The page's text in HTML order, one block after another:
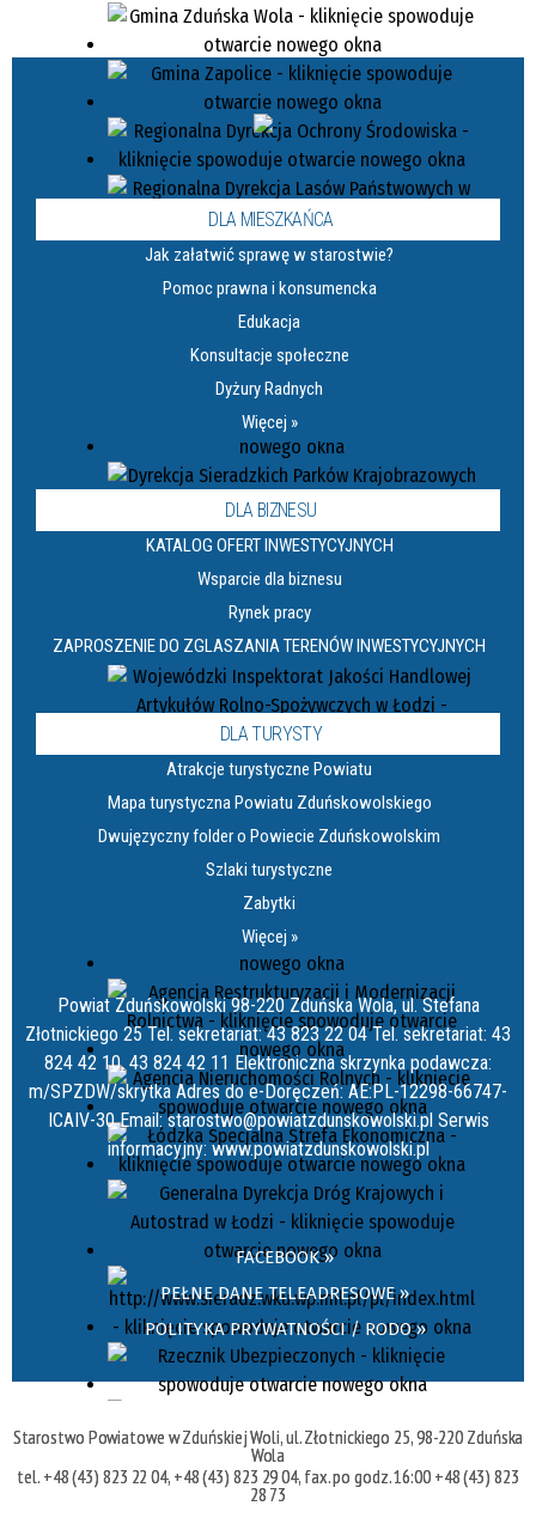
DLA MIESZKAŃCA
Jak załatwić sprawę w starostwie?
Pomoc prawna i konsumencka
Edukacja
Konsultacje społeczne
Dyżury Radnych
Więcej »
DLA BIZNESU
KATALOG OFERT INWESTYCYJNYCH
Wsparcie dla biznesu
Rynek pracy
ZAPROSZENIE DO ZGLASZANIA TERENÓW INWESTYCYJNYCH
DLA TURYSTY
Atrakcje turystyczne Powiatu
Mapa turystyczna Powiatu Zduńskowolskiego
Dwujęzyczny folder o Powiecie Zduńskowolskim
Szlaki turystyczne
Zabytki
Więcej »
Powiat Zduńskowolski 98-220 Zduńska Wola, ul. Stefana
Złotnickiego 25 Tel. sekretariat: 43 823 22 04 Tel. sekretariat: 43
824 42 10, 43 824 42 11 Elektroniczna skrzynka podawcza:
m/SPZDW/skrytka Adres do e-Doręczeń: AE:PL-12298-66747-
ICAIV-30 Email: starostwo@powiatzdunskowolski.pl Serwis
informacyjny: www.powiatzdunskowolski.pl
FACEBOOK »
PEŁNE DANE TELEADRESOWE »
POLITYKA PRYWATNOŚCI / RODO »
Starostwo Powiatowe w Zduńskiej Woli, ul. Złotnickiego 25, 98-220 Zduńska
Wola
tel. +48 (43) 823 22 04, +48 (43) 823 29 04, fax. po godz. 16:00 +48 (43) 823
28 73